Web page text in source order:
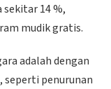
14 %,
mudik gratis.
adalah dengan
seperti penurunan